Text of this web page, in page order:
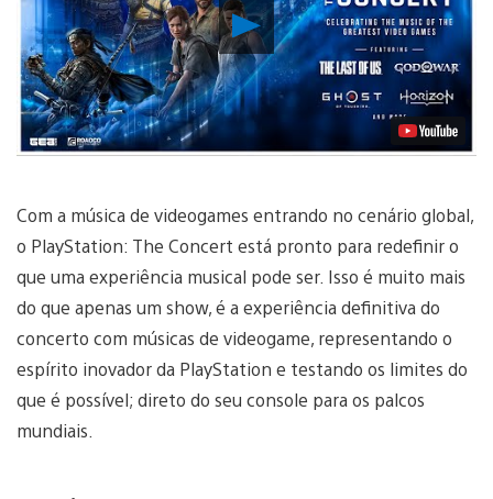
Reproduzir
Vídeo
Com a música de videogames entrando no cenário global,
o PlayStation: The Concert está pronto para redefinir o
que uma experiência musical pode ser. Isso é muito mais
do que apenas um show, é a experiência definitiva do
concerto com músicas de videogame, representando o
espírito inovador da PlayStation e testando os limites do
que é possível; direto do seu console para os palcos
mundiais.